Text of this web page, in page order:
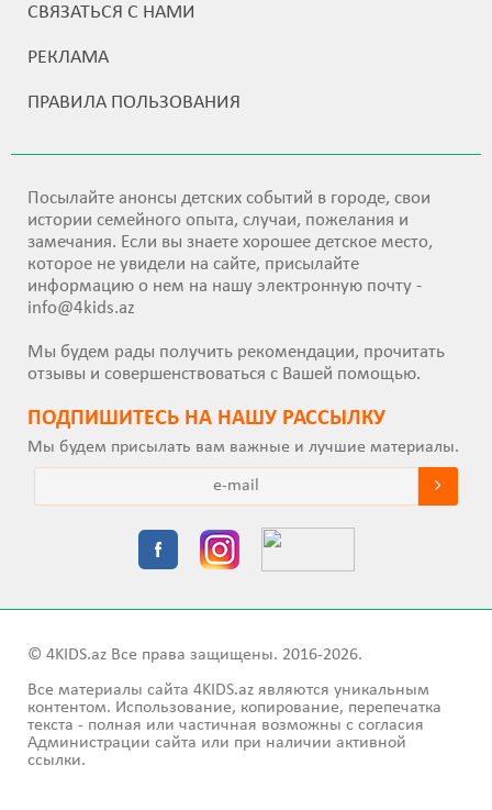
СВЯЗАТЬСЯ С НАМИ
РЕКЛАМА
ПРАВИЛА ПОЛЬЗОВАНИЯ
Посылайте анонсы детских событий в городе, свои
истории семейного опыта, случаи, пожелания и
замечания. Если вы знаете хорошее детское место,
которое не увидели на сайте, присылайте
информацию о нем на нашу электронную почту -
info@4kids.az
Мы будем рады получить рекомендации, прочитать
отзывы и совершенствоваться с Вашей помощью.
ПОДПИШИТEСЬ НА НАШУ РАССЫЛКУ
Мы будем присылать вам важные и лучшие материалы.
© 4KIDS.az Все права защищены. 2016-2026.
Все материалы сайта 4KIDS.az являются уникальным
контентом. Использование, копирование, перепечатка
текста - полная или частичная возможны с согласия
Администрации сайта или при наличии активной
ссылки.